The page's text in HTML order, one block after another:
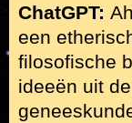
ChatGPT:
een
filosofische
ideeën uit